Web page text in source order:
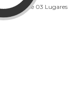
Capacidade 03 Lugares